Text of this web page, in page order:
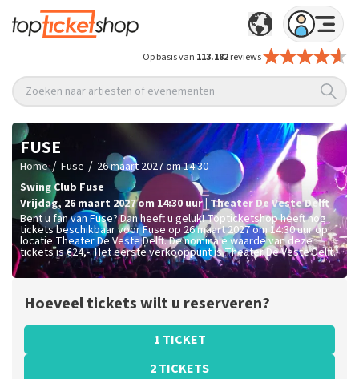
Op basis van 113.182reviews
Zoeken naar artiesten of evenementen
FUSE
Home / Fuse / 26 maart 2027 om 14:30
Swing Club Fuse
vrijdag, 26 maart 2027 om 14:30 uur Theater De VesteDelft
Bent u fan van Fuse? Dan heeft u geluk! Topticketshop heeft nog
tickets beschikbaar voor Fuse op 26 maart 2027 om 14:30 uur op
locatie Theater De Veste Delft. De nominale waarde van deze
tickets is€24,-. Het eerste verkooppunt is Theater De Veste Delft.
Hoeveel tickets wilt u reserveren?
1 TICKET
2 TICKETS